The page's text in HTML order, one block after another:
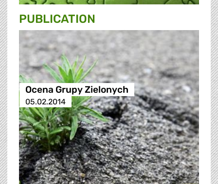
PUBLICATION
Ocena Grupy Zielonych
05.02.2014